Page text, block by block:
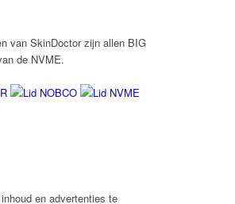
van SkinDoctor zijn allen BIG
de NVME.
en advertenties te